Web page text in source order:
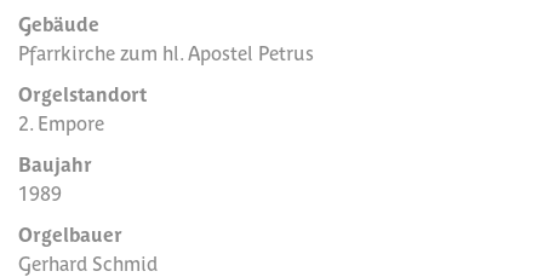
Gebäude
Pfarrkirche zum hl. Apostel Petrus
Orgelstandort
2. Empore
Baujahr
1989
Orgelbauer
Gerhard Schmid